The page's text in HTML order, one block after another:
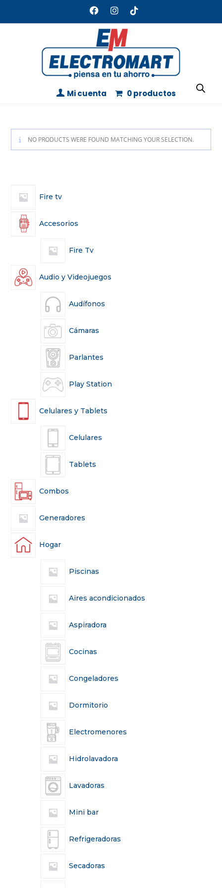
Mi cuenta 0 productos
NO PRODUCTS WERE FOUND MATCHING YOUR SELECTION.
Fire tv
Accesorios
Fire Tv
Audio y Videojuegos
Audífonos
Cámaras
Parlantes
Play Station
Celulares y Tablets
Celulares
Tablets
Combos
Generadores
Hogar
Piscinas
Aires acondicionados
Aspiradora
Cocinas
Congeladores
Dormitorio
Electromenores
Hidrolavadora
Lavadoras
Mini bar
Refrigeradoras
Secadoras